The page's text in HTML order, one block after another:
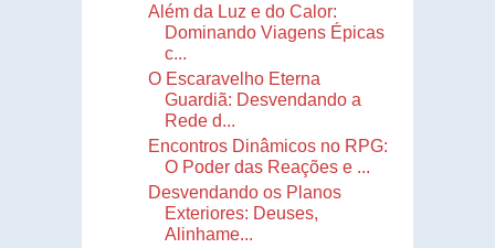
Além da Luz e do Calor:
Dominando Viagens Épicas
c...
O Escaravelho Eterna
Guardiã: Desvendando a
Rede d...
Encontros Dinâmicos no RPG:
O Poder das Reações e ...
Desvendando os Planos
Exteriores: Deuses,
Alinhame...